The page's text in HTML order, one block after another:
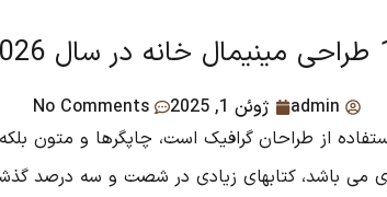
admin ژوئن 1, 2025
No Comments
از طراحان گرافیک است، چاپگرها و متون
می باشد، کتابهای زیادی در شصت و سه